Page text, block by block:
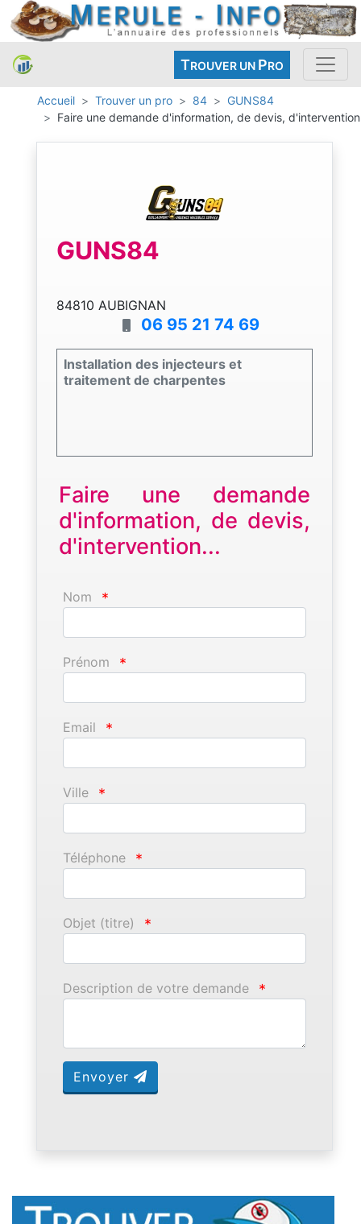
TROUVER UN PRO
Accueil Trouver un pro 84
GUNS84
Faire une demande d'information, de devis, d'intervention
GUNS84
84810 AUBIGNAN
06 95 21 74 69
Installation des injecteurs et
traitement de charpentes
Faire une demande
d'information, de devis,
d'intervention...
Nom *
Prénom *
Email *
Ville *
Téléphone *
Objet (titre) *
Description de votre demande *
Envoyer